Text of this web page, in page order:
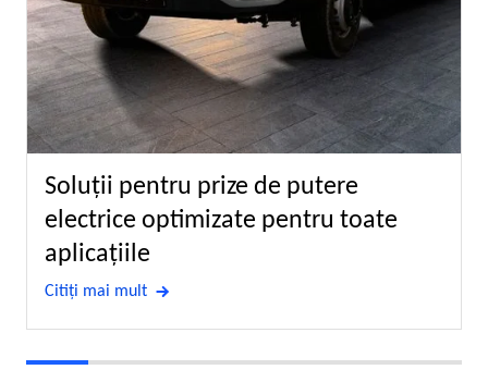
Soluţii pentru prize de putere
electrice optimizate pentru toate
aplicaţiile
Citiţi mai mult